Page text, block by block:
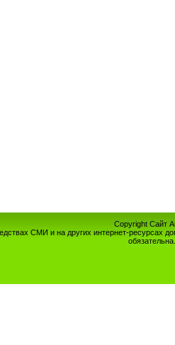
Copyright Сайт
СМИ и на других интернет-ресурсах
обязательна.